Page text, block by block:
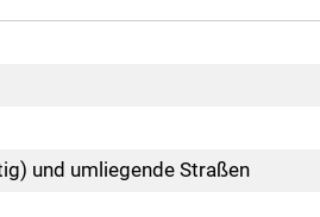
und umliegende Straßen